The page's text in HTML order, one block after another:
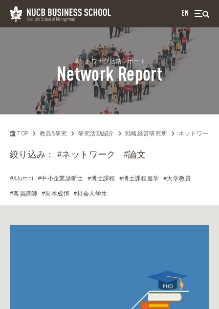
EN
ネットワーク活動レポート
Network Report
TOP 教員&研究 研究活動紹介 戦略経営研究所 ネットワーク
絞り込み：#ネットワーク #論文
#Alumni #中小企業診断士 #博士課程 #博士課程進学 #大学教員
#客員講師 #矢本成恒 #社会人学生